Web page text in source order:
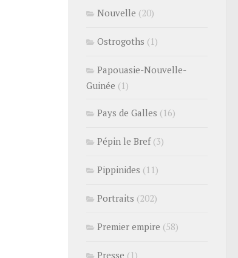
Nouvelle (20)
Ostrogoths (1)
Papouasie-Nouvelle-
Guinée (1)
Pays de Galles (16)
Pépin le Bref(3)
Pippinides (11)
Portraits (202)
Premier empire (58)
Presse (1)